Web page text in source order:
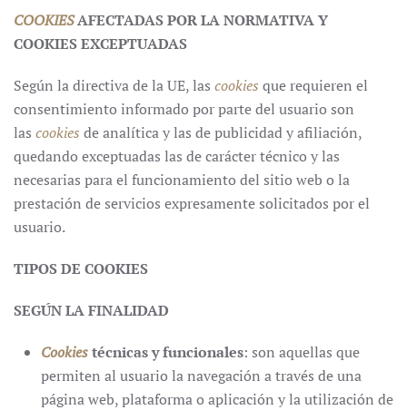
COOKIESAFECTADAS POR LA NORMATIVA Y
COOKIES EXCEPTUADAS
Según la directiva de la UE, las cookies que requieren el
consentimiento informado por parte del usuario son
las cookies de analítica y las de publicidad y afiliación,
quedando exceptuadas las de carácter técnico y las
necesarias para el funcionamiento del sitio web o la
prestación de servicios expresamente solicitados por el
usuario.
TIPOS DE COOKIES
SEGÚN LA FINALIDAD
Cookiestécnicas y funcionales: son aquellas que
permiten al usuario la navegación a través de una
página web, plataforma o aplicación y la utilización de